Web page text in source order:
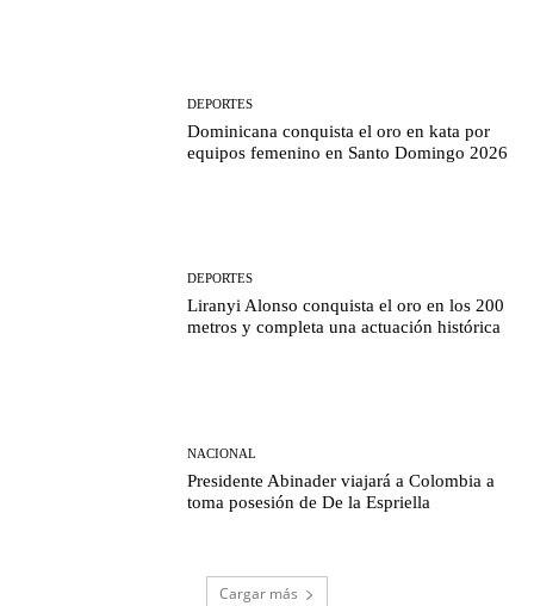
DEPORTES
Dominicana conquista el oro en kata por
equipos femenino en Santo Domingo 2026
DEPORTES
Liranyi Alonso conquista el oro en los 200
metros y completa una actuación histórica
NACIONAL
Presidente Abinader viajará a Colombia a
toma posesión de De la Espriella
Cargar más